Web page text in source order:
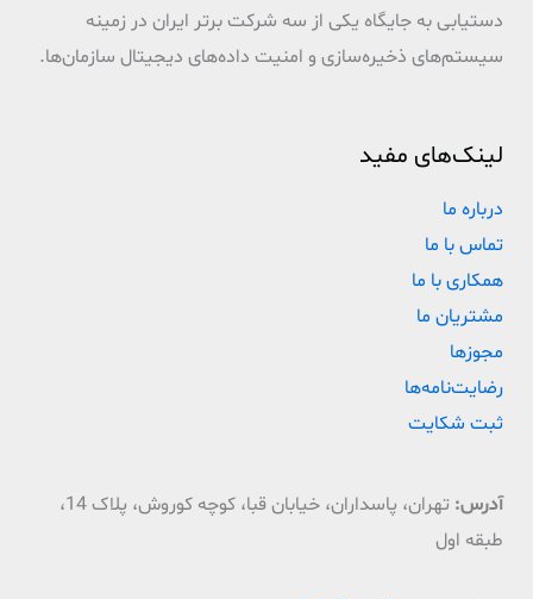
دستیابی به جایگاه یکی از سه شرکت برتر ایران در زمینه
سیستم‌های ذخیره‌سازی و امنیت داده‌های دیجیتال سازمان‌ها.
لینک‌های مفید
درباره ما
تماس با ما
همکاری با ما
مشتریان ما
مجوزها
رضایت‌نامه‌ها
ثبت شکایت
آدرس:
تهران، پاسداران، خیابان قبا، کوچه کوروش، پلاک 14،
طبقه اول